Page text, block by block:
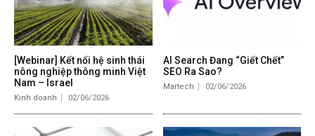
[Webinar] Kết nối hệ sinh thái
nông nghiệp thông minh Việt
Nam – Israel
Kinh doanh 02/06/2026
AI Search Đang “Giết Chết”
SEO Ra Sao?
Martech 02/06/2026